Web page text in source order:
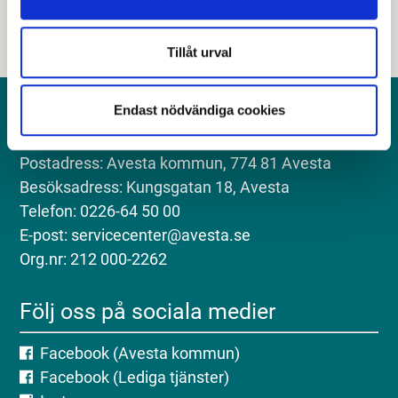
Tillåt urval
Endast nödvändiga cookies
Postadress: Avesta kommun, 774 81 Avesta
Besöksadress: Kungsgatan 18, Avesta
Telefon: 0226-64 50 00
E-post: servicecenter@avesta.se
Org.nr: 212 000-2262
Följ oss på sociala medier
Facebook (Avesta kommun)
Facebook (Lediga tjänster)